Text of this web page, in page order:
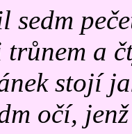
sedm
trůnem a
stojí
očí,